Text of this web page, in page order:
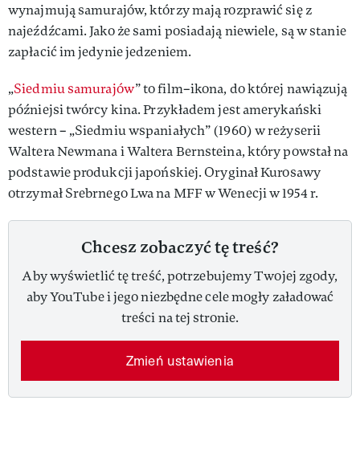
wynajmują samurajów, którzy mają rozprawić się z
najeźdźcami. Jako że sami posiadają niewiele, są w stanie
zapłacić im jedynie jedzeniem.
„Siedmiu samurajów” to film–ikona, do której nawiązują
późniejsi twórcy kina. Przykładem jest amerykański
western – „Siedmiu wspaniałych” (1960) w reżyserii
Waltera Newmana i Waltera Bernsteina, który powstał na
podstawie produkcji japońskiej. Oryginał Kurosawy
otrzymał Srebrnego Lwa na MFF w Wenecji w 1954 r.
Chcesz zobaczyć tę treść?
Aby wyświetlić tę treść, potrzebujemy Twojej zgody,
aby YouTube i jego niezbędne cele mogły załadować
treści na tej stronie.
Zmień ustawienia